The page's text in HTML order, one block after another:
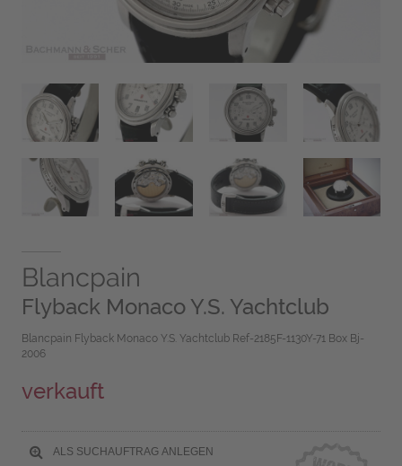
Blancpain
Flyback Monaco Y.S. Yachtclub
Blancpain Flyback Monaco Y.S. Yachtclub Ref-2185F-1130Y-71 Box Bj-
2006
verkauft
ALS SUCHAUFTRAG ANLEGEN